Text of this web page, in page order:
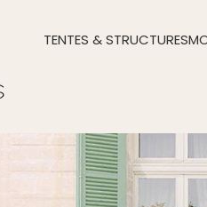
TENTES & STRUCTURES